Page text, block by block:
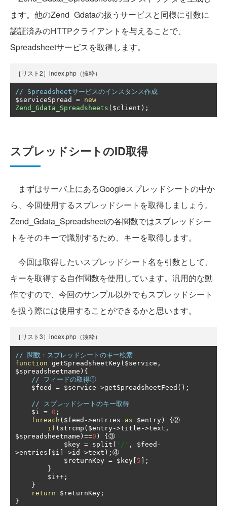
ます。他のZend_Gdataの扱うサービスと同様に引数に
認証済みのHTTPクライアントを与えることで、
Spreadsheetサービスを取得します。
［リスト2］index.php（抜粋）
// Spreadsheetサービスのインスタンス作成
$serviceSpread = new
Zend_Gdata_Spreadsheets ( $client );
スプレッドシートのID取得
まずはサーバ上にあるGoogleスプレッドシートの中か
ら、今回使用するスプレッドシートを取得しましょう。
Zend_Gdata_Spreadsheetの各関数ではスプレッドシー
トをそのキーで識別するため、キーを取得します。
今回は取得したいスプレッドシート名を引数として、
キーを取得する自作関数を使用しています。汎用的な動
作ですので、今回のサンプル以外でもスプレッドシート
を扱う際には使用することができるかと思います。
［リスト3］index.php（抜粋）
// 関数：スプレッドシートのキー検索
function getSpreadsheetKey( $service ,
$spreadsheetname ){
// フィードの取得①
    $feed
= $service ->getSpreadsheetFeed ();
// スプレッドシートのキー取得
    $i
= 0 ;
foreach ( $feed ->entries as $entry )
{②
if ( strcmp ( $entry->title ->text ,
$spreadsheetname )==0 )
{③
            $key
= split ( '/' , $feed -
>entries $i ]->id ->text );④
            $returnKey
= $key 5 ];
}
        $i
++;
}
return $returnKey ;
}